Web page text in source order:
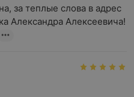
процедуры
введение
за теплые слова в адрес
Александра Алексеевича!